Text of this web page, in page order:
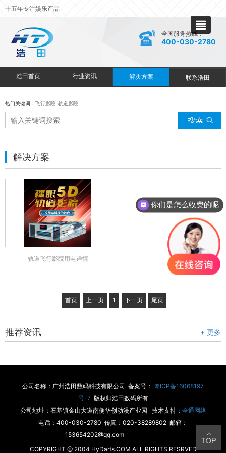
十五年专注娱乐产品
全国服务热线：
400-030-2780
浩田首页 行业资讯 解决方案 联系浩田
热门关键词： 飞行影院 轨道影院
解决方案
轨道飞行影院用电详情
首页 上一页 1 下一页 尾页
推荐资讯 + 更多
公司名称：广州浩田数码科技有限公司 备案号： 粤ICP备16068197
号-7 版权归浩田数码所有
公司地址：石基镇金山大道南侧华创动漫产业园 技术支持： 全通网络
电话：400-030-2780 传真：020-38289802 邮箱：
153654202@qq.com
COPYRIGHT @ 2004 HyDarts.COM ALL RIGHTS RESRVED
你们是怎么收费的呢